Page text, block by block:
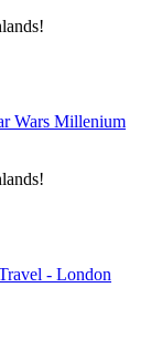
Wars Millenium
- London